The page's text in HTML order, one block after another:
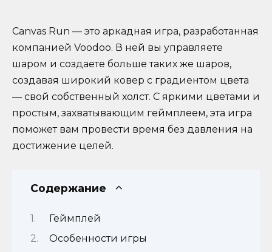
Canvas Run — это аркадная игра, разработанная
компанией Voodoo. В ней вы управляете
шаром и создаете больше таких же шаров,
создавая широкий ковер с градиентом цвета
— свой собственный холст. С яркими цветами и
простым, захватывающим геймплеем, эта игра
поможет вам провести время без давления на
достижение целей.
Содержание
Геймплей
Особенности игры